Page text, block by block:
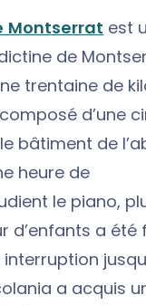
Montserrat est
de
trentaine de
d’une
bâtiment de
heure de
le piano,
d’enfants a été
a acquis